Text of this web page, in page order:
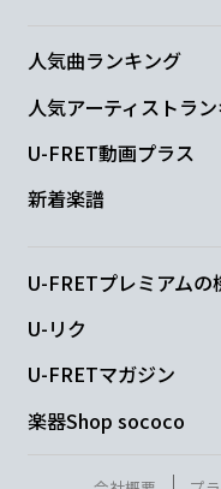
人気曲ランキング
人気アーティストラ
U-FRET動画プラス
新着楽譜
U-FRETプレミアムの
U-リク
U-FRETマガジン
楽器Shop sococo